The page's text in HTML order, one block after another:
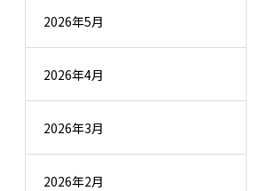
2026年5月
2026年4月
2026年3月
2026年2月